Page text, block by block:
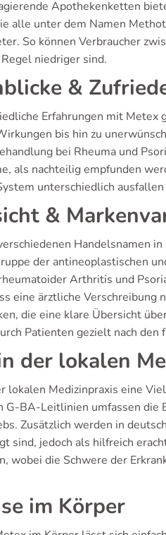
Apothekenketten
alle unter dem Namen
So können Verbraucher
niedriger sind.
&
Erfahrungen mit
bis hin zu
bei Rheuma und
als nachteilig empfunden
unterschiedlich ausfallen
&
Handelsnamen
der antineoplastischen
Arthritis und
eine ärztliche
die eine klare Übersicht
Patienten gezielt nach den
der lokalen
lokalen Medizinpraxis eine
G-BA-Leitlinien umfassen
Zusätzlich werden in
sind, jedoch als hilfreich
wobei die Schwere der
im Körper